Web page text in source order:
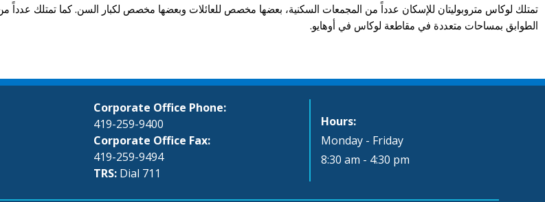
تمتلك لوكاس متروبوليتان للإسكان عدداً من المجمعات السكنية، بعضها مخصص للعائلات وبعضها مخصص لكبار السن. كما تمتلك عدداً من
الطوابق بمساحات متعددة في مقاطعة لوكاس في أوهايو.
Corporate Office Phone:
419-259-9400
Corporate Office Fax:
419-259-9494
TRS: Dial 711
Hours:
Monday - Friday
8:30 am - 4:30 pm